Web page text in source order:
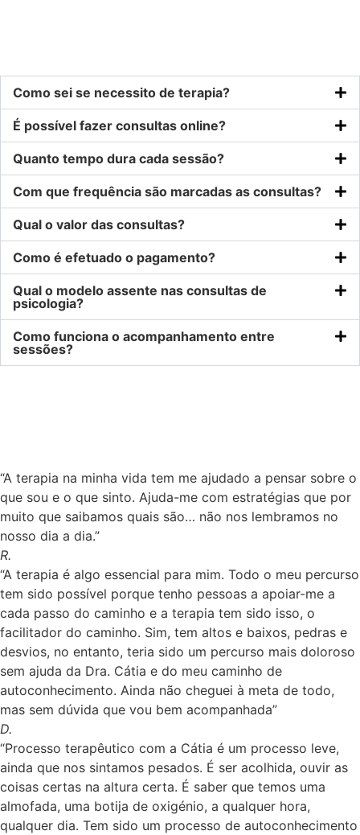
Como sei se necessito de terapia?
É possível fazer consultas online?
Quanto tempo dura cada sessão?
Com que frequência são marcadas as consultas?
Qual o valor das consultas?
Como é efetuado o pagamento?
Qual o modelo assente nas consultas de
psicologia?
Como funciona o acompanhamento entre
sessões?
“A terapia na minha vida tem me ajudado a pensar sobre o
que sou e o que sinto. Ajuda-me com estratégias que por
muito que saibamos quais são… não nos lembramos no
nosso dia a dia.”
R.
“A terapia é algo essencial para mim. Todo o meu percurso
tem sido possível porque tenho pessoas a apoiar-me a
cada passo do caminho e a terapia tem sido isso, o
facilitador do caminho. Sim, tem altos e baixos, pedras e
desvios, no entanto, teria sido um percurso mais doloroso
sem ajuda da Dra. Cátia e do meu caminho de
autoconhecimento. Ainda não cheguei à meta de todo,
mas sem dúvida que vou bem acompanhada”
D.
“Processo terapêutico com a Cátia é um processo leve,
ainda que nos sintamos pesados. É ser acolhida, ouvir as
coisas certas na altura certa. É saber que temos uma
almofada, uma botija de oxigénio, a qualquer hora,
qualquer dia. Tem sido um processo de autoconhecimento